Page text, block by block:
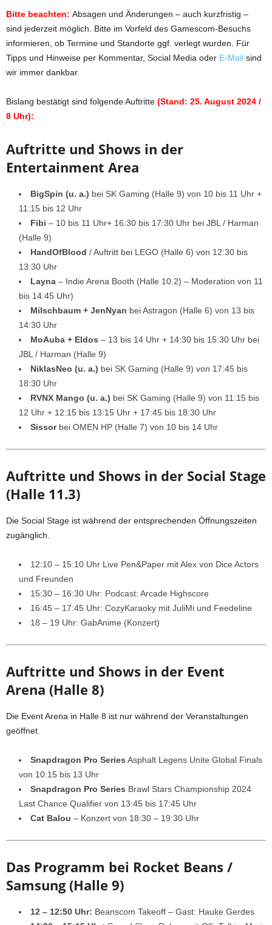
Bitte beachten: Absagen und Änderungen – auch kurzfristig –
sind jederzeit möglich. Bitte im Vorfeld des Gamescom-Besuchs
informieren, ob Termine und Standorte ggf. verlegt wurden. Für
Tipps und Hinweise per Kommentar, Social Media oder E-Mail sind
wir immer dankbar.
Bislang bestätigt sind folgende Auftritte (Stand: 25. August 2024 /
8 Uhr):
Auftritte und Shows in der
Entertainment Area
BigSpin (u. a.) bei SK Gaming (Halle 9) von 10 bis 11 Uhr +
11:15 bis 12 Uhr
Fibi – 10 bis 11 Uhr+ 16:30 bis 17:30 Uhr bei JBL / Harman
(Halle 9)
HandOfBlood / Auftritt bei LEGO (Halle 6) von 12:30 bis
13:30 Uhr
Layna – Indie Arena Booth (Halle 10.2) – Moderation von 11
bis 14:45 Uhr)
Milschbaum + JenNyan bei Astragon (Halle 6) von 13 bis
14:30 Uhr
MoAuba + Eldos – 13 bis 14 Uhr + 14:30 bis 15:30 Uhr bei
JBL / Harman (Halle 9)
NiklasNeo (u. a.) bei SK Gaming (Halle 9) von 17:45 bis
18:30 Uhr
RVNX Mango (u. a.) bei SK Gaming (Halle 9) von 11:15 bis
12 Uhr + 12:15 bis 13:15 Uhr + 17:45 bis 18:30 Uhr
Sissor bei OMEN HP (Halle 7) von 10 bis 14 Uhr
Auftritte und Shows in der Social Stage
(Halle 11.3)
Die Social Stage ist während der entsprechenden Öffnungszeiten
zugänglich.
12:10 – 15:10 Uhr Live Pen&Paper mit Alex von Dice Actors
und Freunden
15:30 – 16:30 Uhr: Podcast: Arcade Highscore
16:45 – 17:45 Uhr: CozyKaraoky mit JuliMi und Feedeline
18 – 19 Uhr: GabAnime (Konzert)
Auftritte und Shows in der Event
Arena (Halle 8)
Die Event Arena in Halle 8 ist nur während der Veranstaltungen
geöffnet.
Snapdragon Pro Series Asphalt Legens Unite Global Finals
von 10:15 bis 13 Uhr
Snapdragon Pro Series Brawl Stars Championship 2024
Last Chance Qualifier von 13:45 bis 17:45 Uhr
Cat Balou – Konzert von 18:30 – 19:30 Uhr
Das Programm bei Rocket Beans /
Samsung (Halle 9)
12 – 12:50 Uhr: Beanscom Takeoff – Gast: Hauke Gerdes